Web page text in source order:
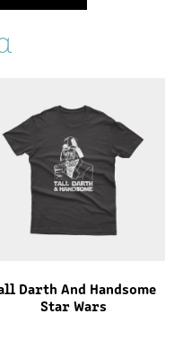
Darth And Handsome
Star Wars